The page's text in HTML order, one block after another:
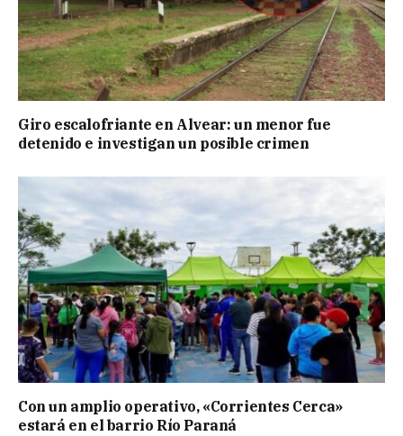
Giro escalofriante en Alvear: un menor fue
detenido e investigan un posible crimen
Con un amplio operativo, «Corrientes Cerca»
estará en el barrio Río Paraná